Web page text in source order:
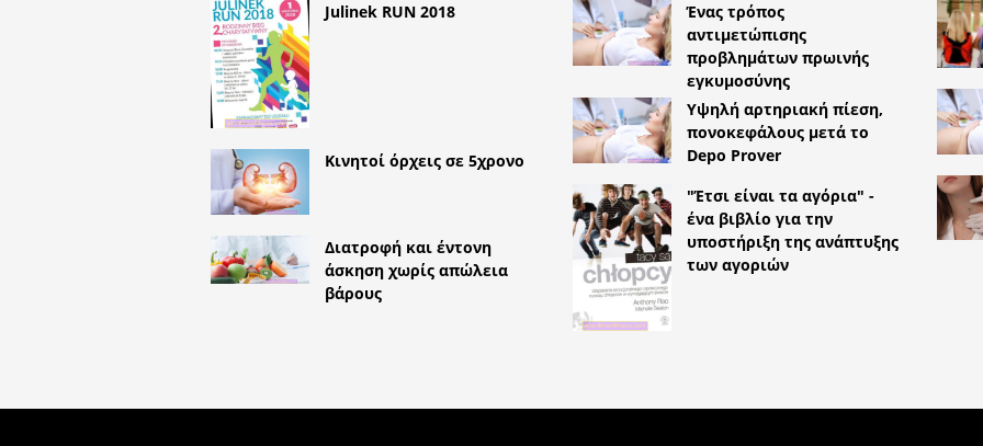
Julinek RUN 2018
Κινητοί όρχεις σε 5χρονο
Διατροφή και έντονη
άσκηση χωρίς απώλεια
βάρους
Ένας τρόπος
αντιμετώπισης
προβλημάτων πρωινής
εγκυμοσύνης
Υψηλή αρτηριακή πίεση,
πονοκεφάλους μετά το
Depo Prover
"Έτσι είναι τα αγόρια" -
ένα βιβλίο για την
υποστήριξη της ανάπτυξης
των αγοριών